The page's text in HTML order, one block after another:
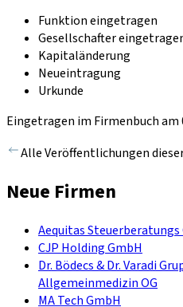
Funktion eingetragen
Gesellschafter
Kapitaländerung
Neueintragung
Urkunde
Eingetragen im Firmenbuch am
Alle Veröffentlichungen
Neue Firmen
Aequitas Steuerberatungs
CJP Holding GmbH
Dr. Bödecs & Dr. Varadi
Allgemeinmedizin OG
MA Tech GmbH